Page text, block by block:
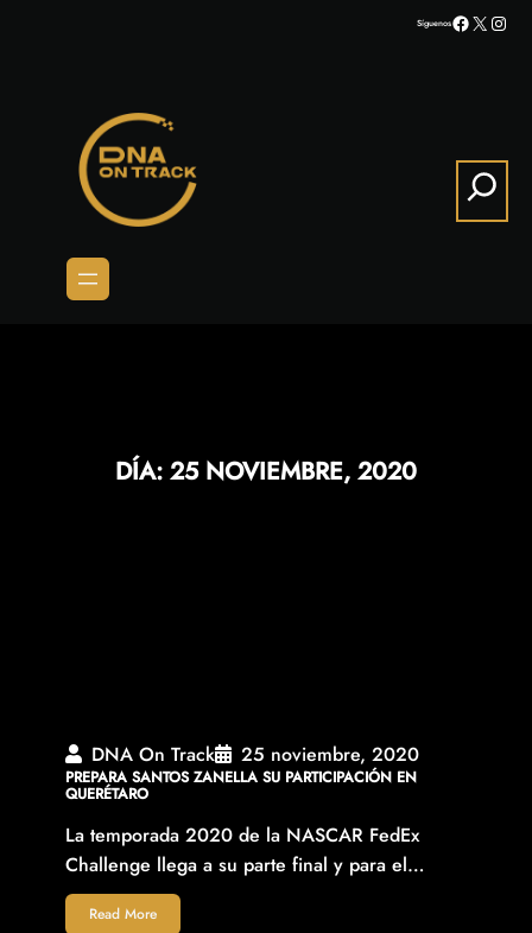
SíguenosFacebook
X
Search
DÍA: 25 NOVIEMBRE, 2020
DNA On Track 25 noviembre, 2020
PREPARA SANTOS ZANELLA SU PARTICIPACIÓN EN
QUERÉTARO
La temporada 2020 de la NASCAR FedEx
Challenge llega a su parte final y para el…
Read More